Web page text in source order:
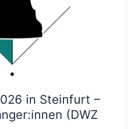
in Steinfurt –
(DWZ